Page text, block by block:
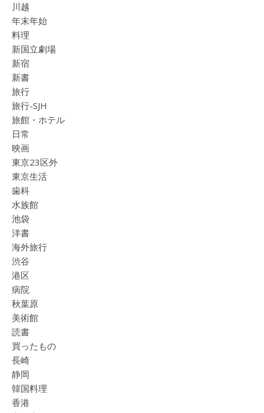
川越
年末年始
料理
新国立劇場
新宿
新書
旅行
旅行-SJH
旅館・ホテル
日常
映画
東京23区外
東京生活
歯科
水族館
池袋
洋書
海外旅行
渋谷
港区
病院
秋葉原
美術館
読書
買ったもの
長崎
静岡
韓国料理
香港